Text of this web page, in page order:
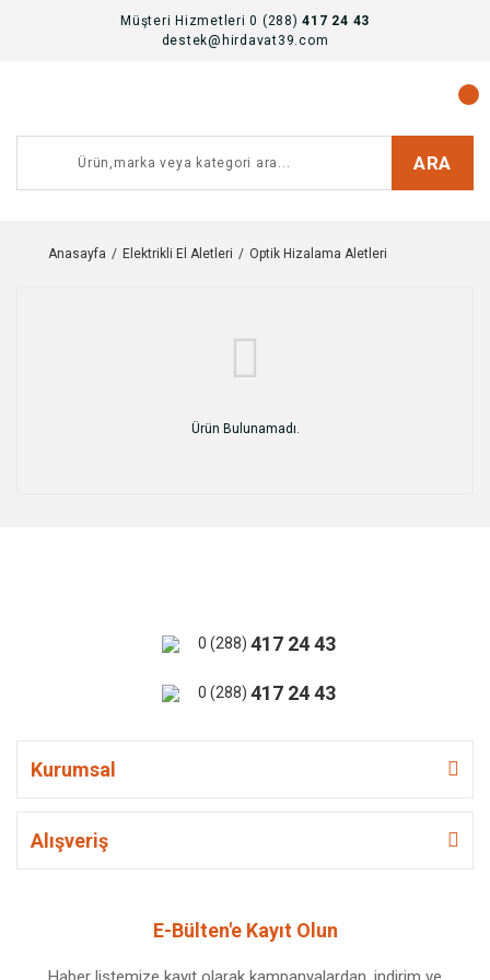
Müşteri Hizmetleri 0 (288)417 24 43
destek@hirdavat39.com
ARA
Anasayfa Elektrikli El Aletleri Optik Hizalama Aletleri
Ürün Bulunamadı.
0 (288) 417 24 43
0 (288) 417 24 43
Kurumsal
Alışveriş
E-Bülten'e Kayıt Olun